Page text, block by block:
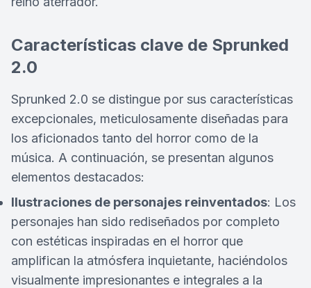
Características clave de Sprunked
2.0
Sprunked 2.0 se distingue por sus características
excepcionales, meticulosamente diseñadas para
los aficionados tanto del horror como de la
música. A continuación, se presentan algunos
elementos destacados:
Ilustraciones de personajes reinventados: Los
personajes han sido rediseñados por completo
con estéticas inspiradas en el horror que
amplifican la atmósfera inquietante, haciéndolos
visualmente impresionantes e integrales a la